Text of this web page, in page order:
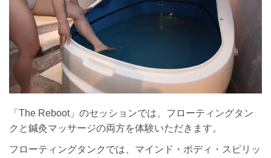
「The Reboot」のセッションでは、フローティングタン
クと鍼灸マッサージの両方を体験いただきます。
フローティングタンクでは、マインド・ボディ・スピリッ